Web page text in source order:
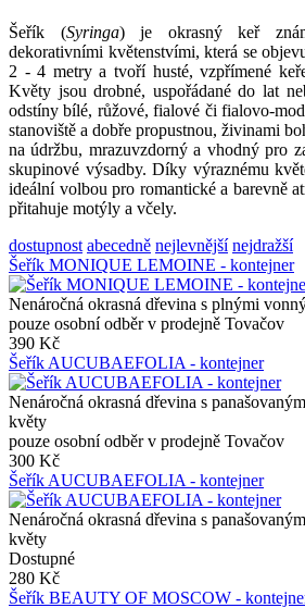
Šeřík (Syringa) je okrasný keř
dekorativními květenstvími, která se
2 - 4 metry a tvoří husté, vzpřímené
Květy jsou drobné, uspořádané do lat
odstíny bílé, růžové, fialové či fialovo-
stanoviště a dobře propustnou, živinami
na údržbu, mrazuvzdorný a vhodný pro
skupinové výsadby. Díky výraznému
ideální volbou pro romantické a barevně
přitahuje motýly a včely.
dostupnost abecedně nejlevnější nejdražší
Šeřík MONIQUE LEMOINE - kontejner
Nenáročná okrasná dřevina s plnými
pouze osobní odběr v prodejně Tovačov
390 Kč
Šeřík AUCUBAEFOLIA - kontejner
Nenáročná okrasná dřevina s
květy
pouze osobní odběr v prodejně Tovačov
300 Kč
Šeřík AUCUBAEFOLIA - kontejner
Nenáročná okrasná dřevina s
květy
Dostupné
280 Kč
Šeřík BEAUTY OF MOSCOW -